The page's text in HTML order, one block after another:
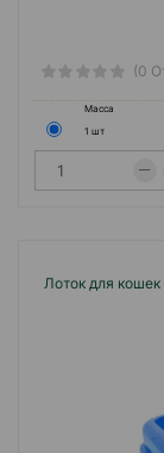
(0
Масса
1 шт
Лоток для кошек